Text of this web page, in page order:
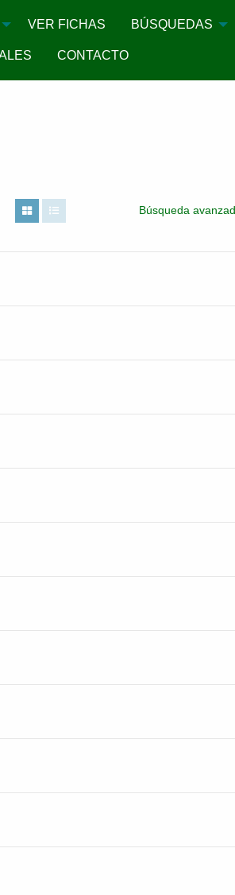
VER FICHAS BÚSQUEDAS
CONTACTO
Búsqueda